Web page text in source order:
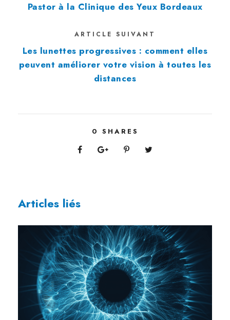
Pastor à la Clinique des Yeux Bordeaux
ARTICLE SUIVANT
Les lunettes progressives : comment elles
peuvent améliorer votre vision à toutes les
distances
0 SHARES
Articles liés